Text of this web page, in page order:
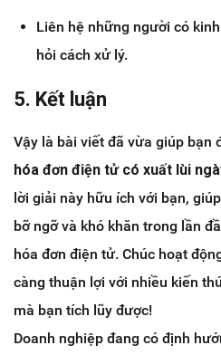
Liên hệ những người có
hỏi cách xử lý.
5. Kết luận
Vậy là bài viết đã vừa giúp bạn
hóa đơn điện tử có xuất lùi
lời giải này hữu ích với bạn,
bỡ ngỡ và khó khăn trong lần
hóa đơn điện tử. Chúc hoạt
càng thuận lợi với nhiều kiến
mà bạn tích lũy được!
Doanh nghiệp đang có định